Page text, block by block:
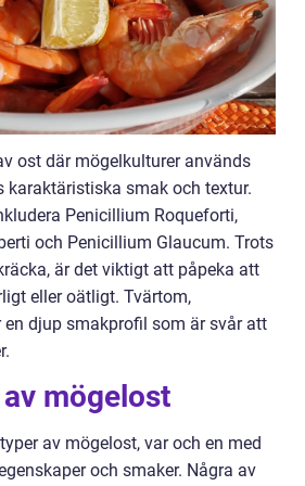
ost där mögelkulturer används
karaktäristiska smak och textur.
Penicillium Roqueforti,
och Penicillium Glaucum. Trots
är det viktigt att påpeka att
eller oätligt. Tvärtom,
en djup smakprofil som är svår att
mögelost
av mögelost, var och en med
och smaker. Några av